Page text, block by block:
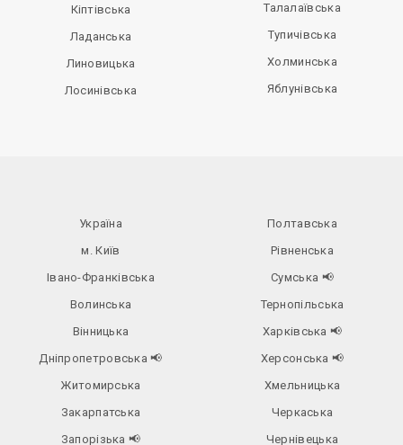
Кіптівська
Ладанська
Линовицька
Лосинівська
Талалаївська
Тупичівська
Холминська
Яблунівська
Україна
м. Київ
Івано-Франківська
Волинська
Вінницька
Дніпропетровська📢
Житомирська
Закарпатська
Запорізька 📢
Полтавська
Рівненська
Сумська 📢
Тернопільська
Харківська 📢
Херсонська 📢
Хмельницька
Черкаська
Чернівецька